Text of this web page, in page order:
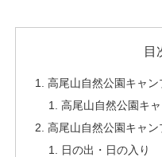
目
高尾山自然公園キャ
高尾山自然公園キ
高尾山自然公園キャ
日の出・日の入り